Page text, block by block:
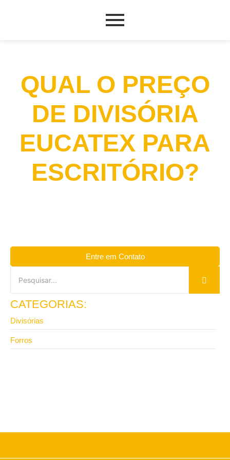
QUAL O PREÇO
DE DIVISÓRIA
EUCATEX PARA
ESCRITÓRIO?
Entre em Contato
CATEGORIAS:
Divisórias
Forros